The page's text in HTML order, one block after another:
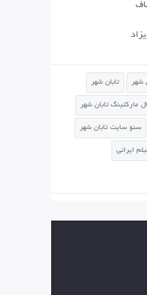
شهر تابان شهر
مارکتینگ تابان شهر
سئو سایت تابان شهر
ایرانی